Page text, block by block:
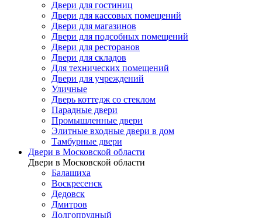
Двери для гостиниц
Двери для кассовых помещений
Двери для магазинов
Двери для подсобных помещений
Двери для ресторанов
Двери для складов
Для технических помещений
Двери для учреждений
Уличные
Дверь коттедж со стеклом
Парадные двери
Промышленные двери
Элитные входные двери в дом
Тамбурные двери
Двери в Московской области
Двери в Московской области
Балашиха
Воскресенск
Дедовск
Дмитров
Долгопрудный